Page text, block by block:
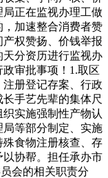
正在监视办理工做
加速整合消费者赞
权赞扬、价钱举报
分资历进行监视办
审批事项！1.取区
册登记存案、行政
手艺先辈的集体尺
实施强制性产物认
等部分制定、实施
食物注册核查、存
协帮。担任承办市
会的相关职责分